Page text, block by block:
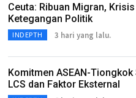
Ceuta: Ribuan Migran,
Ketegangan Politik
INDEPTH 3 hari yang lalu.
Komitmen ASEAN-
LCS dan Faktor Eksternal